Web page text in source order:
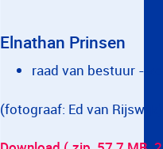
Elnathan Prinsen
raad van bestuur -
(fotograaf: Ed van Rijswijk)